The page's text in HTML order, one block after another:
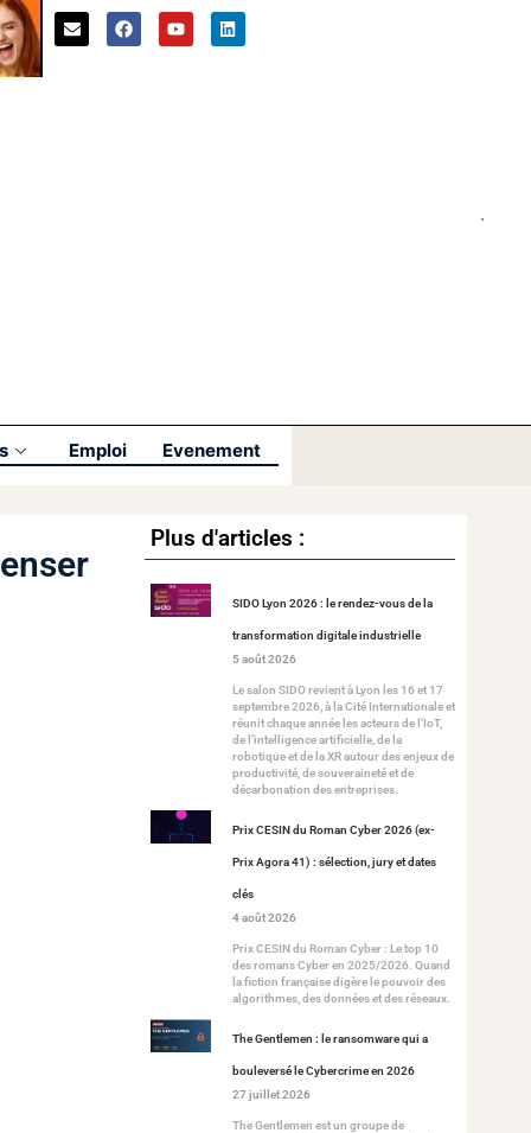
Emploi Evenement
Plus d'articles :
SIDO Lyon 2026 : le rendez-vous de la
transformation digitale industrielle
5 août 2026
Le salon SIDO revient à Lyon les 16 et 17
septembre 2026, à la Cité Internationale et
réunit chaque année les acteurs de l’IoT,
de l’intelligence artificielle, de la
robotique et de la XR autour des enjeux de
productivité, de souveraineté et de
décarbonation des entreprises.
Prix CESIN du Roman Cyber 2026 (ex-
Prix Agora 41) : sélection, jury et dates
clés
4 août 2026
Prix CESIN du Roman Cyber : Le top 10
des romans Cyber en 2025/2026. Quand
la fiction française digère le pouvoir des
algorithmes, des données et des réseaux.
The Gentlemen : le ransomware qui a
bouleversé le Cybercrime en 2026
27 juillet 2026
The Gentlemen est un groupe de